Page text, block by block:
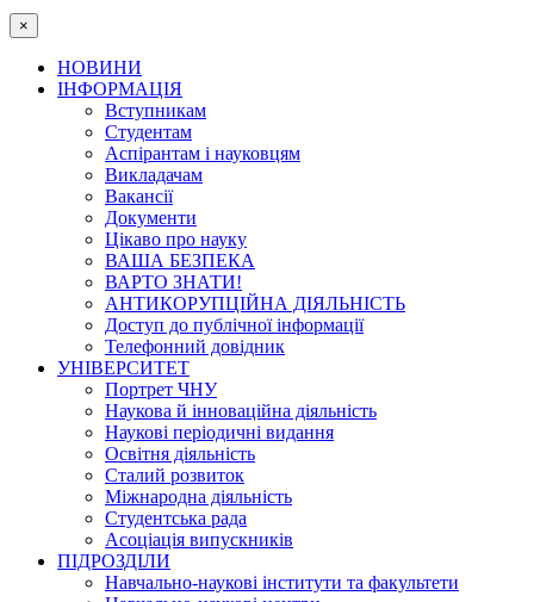
×
НОВИНИ
ІНФОРМАЦІЯ
Вступникам
Студентам
Аспірантам і науковцям
Викладачам
Вакансії
Документи
Цікаво про науку
ВАША БЕЗПЕКА
ВАРТО ЗНАТИ!
АНТИКОРУПЦІЙНА ДІЯЛЬНІСТЬ
Доступ до публічної інформації
Телефонний довідник
УНІВЕРСИТЕТ
Портрет ЧНУ
Наукова й інноваційна діяльність
Наукові періодичні видання
Освітня діяльність
Сталий розвиток
Міжнародна діяльність
Студентська рада
Асоціація випускників
ПІДРОЗДІЛИ
Навчально-наукові інститути та факультети